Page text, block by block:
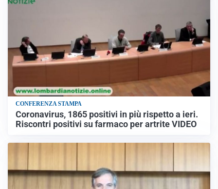
CONFERENZA STAMPA
Coronavirus, 1865 positivi in più rispetto a ieri.
Riscontri positivi su farmaco per artrite VIDEO